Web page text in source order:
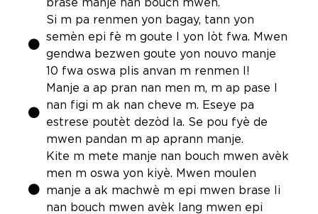
Si m pa renmen yon bagay, tann yon
semèn epi fè m goute l yon lòt fwa. Mwen
gendwa bezwen goute yon nouvo manje
10 fwa oswa plis anvan m renmen l!
Manje a ap pran nan men m, m ap pase l
nan figi m ak nan cheve m. Eseye pa
estrese poutèt dezòd la. Se pou fyè de
mwen pandan m ap aprann manje.
Kite m mete manje nan bouch mwen avèk
men m oswa yon kiyè. Mwen moulen
manje a ak machwè m epi mwen brase li
nan bouch mwen avèk lang mwen epi